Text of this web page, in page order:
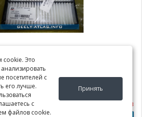
cookie. Это
посетителей с
его лучше.
с
файлов cookie.
Принять
Geely Atlas 2017-, 1.8, 2.0, 2.4,
(Китай)
Под заказ